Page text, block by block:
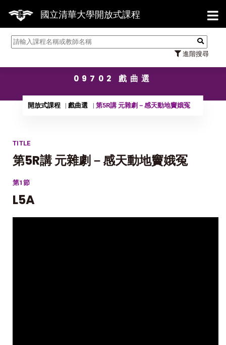
國立清華大學開放式課程
進階搜尋
【7/
09702 戲曲選
開放式課程 戲曲選 第5R講 元雜劇－感天動地竇娥冤
TITLE
第5R講 元雜劇－感天動地竇娥冤
第1節
L5A